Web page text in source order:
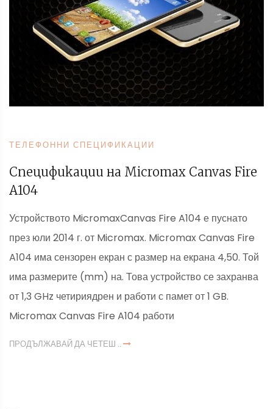
ТЕЛЕФОННИ СПЕЦИФИКАЦИИ
Спецификации на Micromax Canvas Fire
A104
Устройството MicromaxCanvas Fire A104 е пуснато
през юли 2014 г. от Micromax. Micromax Canvas Fire
A104 има сензорен екран с размер на екрана 4,50. Той
има размерите (mm) на. Това устройство се захранва
от 1,3 GHz четириядрен и работи с памет от 1 GB.
Micromax Canvas Fire A104 работи
ПРОДЪЛЖАВАЙ ДА ЧЕТЕШ ..